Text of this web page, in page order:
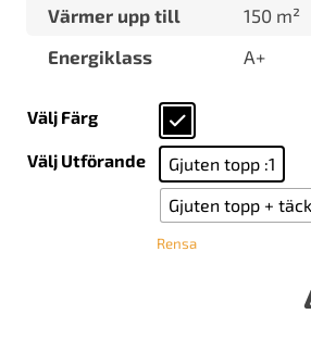
Värmer upp till
150 m²
Energiklass
A+
Välj Färg
Välj Utförande
Gjuten topp :1
Gjuten topp +
Rensa